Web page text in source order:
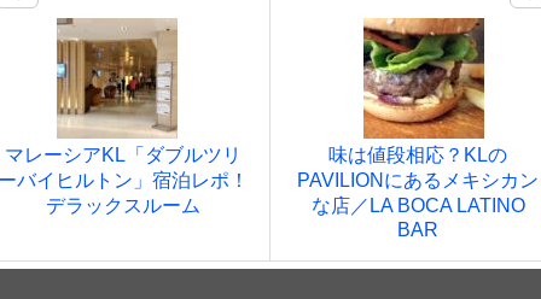
マレーシアKL「ダブルツリ
バイヒルトン」宿泊レポ！
デラックスルーム
味は値段相応？KLの
PAVILIONにあるメキシカン
な店／LA BOCA LATINO
BAR